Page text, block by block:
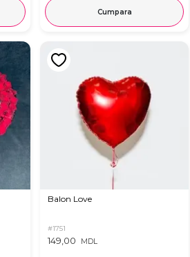
Cumpara
Balon Love
#1751
149,00 MDL